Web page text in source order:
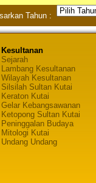
Tahun :
Kesultanan
Sejarah
Lambang Kesultanan
Wilayah Kesultanan
Silsilah Sultan Kutai
Keraton Kutai
Gelar Kebangsawanan
Ketopong Sultan Kutai
Peninggalan Budaya
Mitologi Kutai
Undang Undang